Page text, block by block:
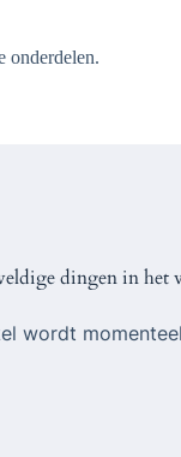
onderdelen.
dingen in het
wordt